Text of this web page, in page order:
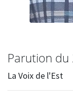
Parution
La Voix de l'Est